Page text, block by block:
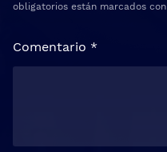
obligatorios están marcados con
Comentario *